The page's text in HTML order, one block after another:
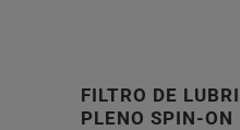
FILTRO DE
PLENO SPIN-ON